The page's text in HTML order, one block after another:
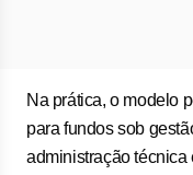
Na prática, o modelo
para fundos sob
administração